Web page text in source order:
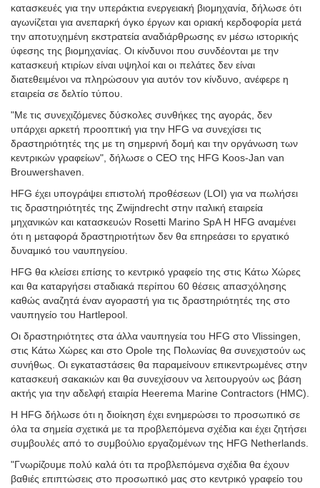
κατασκευές για την υπεράκτια ενεργειακή βιομηχανία, δήλωσε ότι
αγωνίζεται για ανεπαρκή όγκο έργων και οριακή κερδοφορία μετά
την αποτυχημένη εκστρατεία αναδιάρθρωσης εν μέσω ιστορικής
ύφεσης της βιομηχανίας. Οι κίνδυνοι που συνδέονται με την
κατασκευή κτιρίων είναι υψηλοί και οι πελάτες δεν είναι
διατεθειμένοι να πληρώσουν για αυτόν τον κίνδυνο, ανέφερε η
εταιρεία σε δελτίο τύπου.
"Με τις συνεχιζόμενες δύσκολες συνθήκες της αγοράς, δεν
υπάρχει αρκετή προοπτική για την HFG να συνεχίσει τις
δραστηριότητές της με τη σημερινή δομή και την οργάνωση των
κεντρικών γραφείων", δήλωσε ο CEO της HFG Koos-Jan van
Brouwershaven.
HFG έχει υπογράψει επιστολή προθέσεων (LOI) για να πωλήσει
τις δραστηριότητές της Zwijndrecht στην ιταλική εταιρεία
μηχανικών και κατασκευών Rosetti Marino SpA Η HFG αναμένει
ότι η μεταφορά δραστηριοτήτων δεν θα επηρεάσει το εργατικό
δυναμικό του ναυπηγείου.
HFG θα κλείσει επίσης το κεντρικό γραφείο της στις Κάτω Χώρες
και θα καταργήσει σταδιακά περίπου 60 θέσεις απασχόλησης
καθώς αναζητά έναν αγοραστή για τις δραστηριότητές της στο
ναυπηγείο του Hartlepool.
Οι δραστηριότητες στα άλλα ναυπηγεία του HFG στο Vlissingen,
στις Κάτω Χώρες και στο Opole της Πολωνίας θα συνεχιστούν ως
συνήθως. Οι εγκαταστάσεις θα παραμείνουν επικεντρωμένες στην
κατασκευή σακακιών και θα συνεχίσουν να λειτουργούν ως βάση
ακτής για την αδελφή εταιρία Heerema Marine Contractors (HMC).
Η HFG δήλωσε ότι η διοίκηση έχει ενημερώσει το προσωπικό σε
όλα τα σημεία σχετικά με τα προβλεπόμενα σχέδια και έχει ζητήσει
συμβουλές από το συμβούλιο εργαζομένων της HFG Netherlands.
"Γνωρίζουμε πολύ καλά ότι τα προβλεπόμενα σχέδια θα έχουν
βαθιές επιπτώσεις στο προσωπικό μας στο κεντρικό γραφείο του